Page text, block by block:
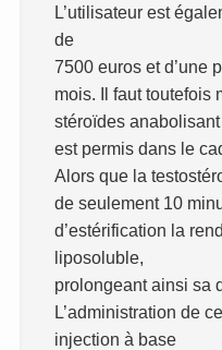
L’utilisateur est
de
7500 euros et d’une
mois. Il faut toutefois
stéroïdes anabolisant
est permis dans le
Alors que la
de seulement 10
d’estérification la
liposoluble,
prolongeant ainsi sa
L’administration de
injection à base